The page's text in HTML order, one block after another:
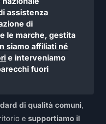
assistenza
di
le marche, gestita
siamo affiliati né
e interveniamo
fuori
di qualità comuni,
esupportiamo il